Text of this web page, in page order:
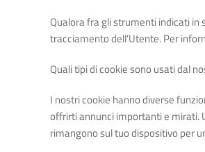
Qualora fra gli strumenti indicati
tracciamento dell’Utente. Per
Quali tipi di cookie sono usati dal
I nostri cookie hanno diverse
offrirti annunci importanti e mirati.
rimangono sul tuo dispositivo per